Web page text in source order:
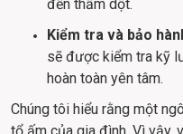
đến thấm dột.
Kiểm tra và bảo
sẽ được kiểm tra kỹ
hoàn toàn yên tâm.
Chúng tôi hiểu rằng một